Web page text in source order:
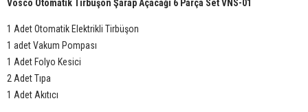
Vosco OtomatikTirbuşon Şarap Açacağı 6 Parça SetVNS-01
1 Adet Otomatik Elektrikli Tirbüşon
1 adet Vakum Pompası
1 Adet Folyo Kesici
2 Adet Tıpa
1 Adet Akıtıcı